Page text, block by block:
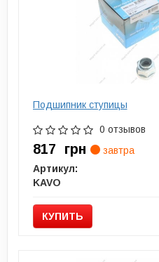
Подшипник ступицы
0 отзывов
817 грн
завтра
Артикул:
KAVO
КУПИТЬ